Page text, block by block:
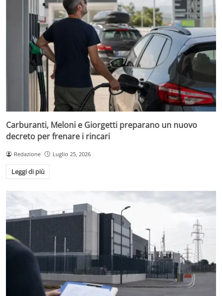
Carburanti, Meloni e Giorgetti preparano un nuovo
decreto per frenare i rincari
Redazione Luglio 25, 2026
Leggi di più